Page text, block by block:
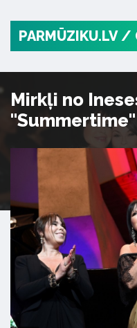
PARMŪZIKU.LV /
Mirkļi no
"Summertime"